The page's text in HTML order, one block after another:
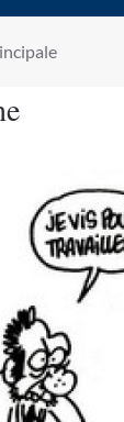
da Romano